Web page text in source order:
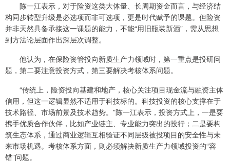
陈一江表示，对于险资这类大体量、长周期资金而言，与经济结
构同步转型升级是必选项而非可选项，更是时代赋予的课题。但险资
并非天然具备承接这一课题的能力，不能“用旧瓶装新酒”，需从思想
到方法论层面作出深层次调整。
他认为，在保险资管投向新质生产力领域时，第一重点是投研问
题，第二要注意投资方式，第三要解决考核体系问题。
“传统上，险资投向基建和地产，核心关注项目现金流与融资主体
信用，但这一逻辑显然不适用于科技标的。科技投资的核心支撑在于
技术路径、市场前景及技术趋势。”陈一江表示，投资方式上，一是要
携手优质合作伙伴，比如产业链主、专业能力突出的投行；二是要构
筑生态体系，通过商业逻辑互相验证不同层级被投项目的安全性与未
来市场机遇。考核体系方面，则必须解决新质生产力领域投资的“容
错”问题。